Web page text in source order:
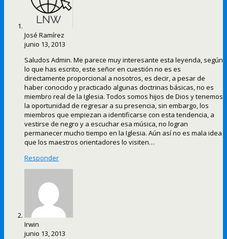
José Ramírez
junio 13, 2013
Saludos Admin. Me parece muy interesante esta leyenda, según
lo que has escrito, este señor en cuestión no es es
directamente proporcional a nosotros, es decir, a pesar de
haber conocido y practicado algunas doctrinas básicas, no es
miembro real de la Iglesia. Todos somos hijos de Dios y tenemos
la oportunidad de regresar a su presencia, sin embargo, los
miembros que empiezan a identificarse con esta tendencia, a
vestirse de negro y a escuchar esa música, no logran
permanecer mucho tiempo en la Iglesia. Aún así no es mala idea
que los maestros orientadores lo visiten…
Responder
Irwin
junio 13, 2013